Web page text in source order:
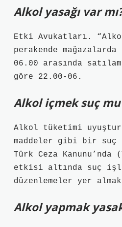
Alkol yasağı var
Etki Avukatları.
perakende
06.00 arasında
göre 22.00-06.
Alkol içmek suç
Alkol tüketimi
maddeler gibi bir suç
Türk Ceza Kanunu’nda
etkisi altında suç
düzenlemeler yer
Alkol yapmak